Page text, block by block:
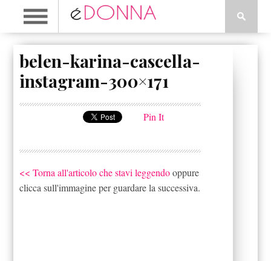
belen-karina-cascella-
instagram-300×171
Pin It
<< Torna all'articolo che stavi leggendooppure
clicca sull'immagine per guardare la successiva.